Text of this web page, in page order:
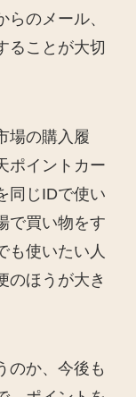
のメール、
ることが大切
場の購入履
ポイントカー
同じIDで使い
で買い物をす
も使いたい人
のほうが大き
のか、今後も